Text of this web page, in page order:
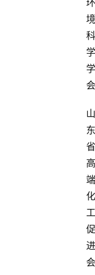
环
境
科
学
学
会
山
东
省
高
端
化
工
促
进
会